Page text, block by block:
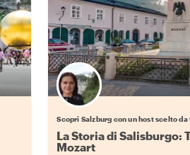
Scegli il tuo local
Scopri Salzburg con un host scelto da
La Storia di Salisburgo:
Mozart